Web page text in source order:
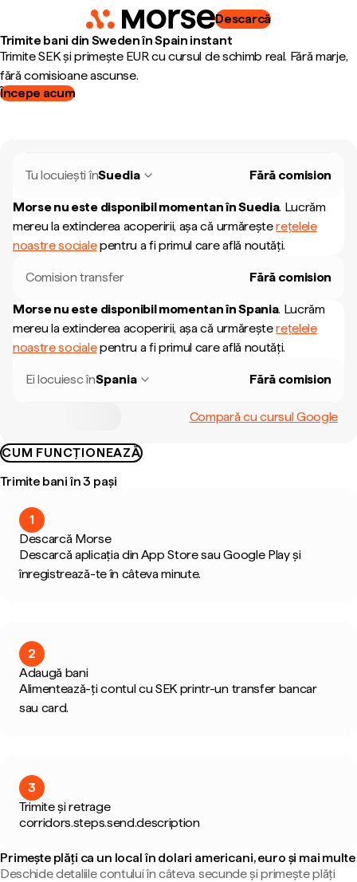
Descarcă
Trimite bani din Sweden în Spain instant
Trimite SEK și primește EUR cu cursul de schimb real. Fără marje,
fără comisioane ascunse.
Începe acum
Tu locuiești înSuedia Fără comision
Morse nu este disponibil momentan înSuedia. Lucrăm
mereu la extinderea acoperirii, așa că urmăreșterețelele
noastre socialepentru a fi primul care află noutăți.
Comision transfer Fără comision
Morse nu este disponibil momentan înSpania. Lucrăm
mereu la extinderea acoperirii, așa că urmăreșterețelele
noastre socialepentru a fi primul care află noutăți.
Ei locuiesc înSpania Fără comision
Compară cu cursul Google
CUM FUNCȚIONEAZĂ
Trimite bani în 3 pași
1
Descarcă Morse
Descarcă aplicația din App Store sau Google Play și
înregistrează-te în câteva minute.
2
Adaugă bani
Alimentează-ți contul cu SEK printr-un transfer bancar
sau card.
3
Trimite și retrage
corridors.steps.send.description
Primește plăți ca un local în dolari americani, euro și mai multe
Deschide detaliile contului în câteva secunde și primește plăți